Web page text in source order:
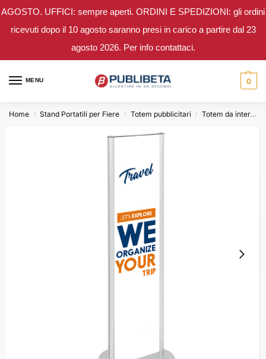
AGOSTO. UFFICI: sempre aperti. ORDINI E SPEDIZIONI: gli ordini
ricevuti dopo il 10 agosto saranno presi in carico a partire dal 23
agosto 2026. Per info contattaci.
MENU 0
Home / Stand Portatili per Fiere / Totem pubblicitari / Totem da interno